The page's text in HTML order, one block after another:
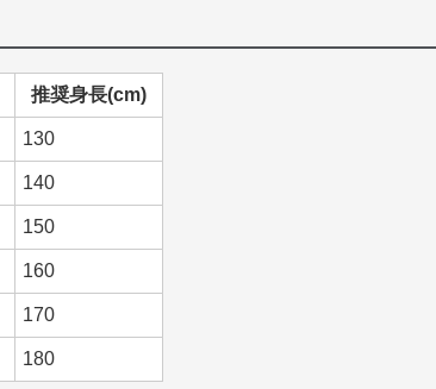
推奨身長(cm)
130
140
150
160
170
180